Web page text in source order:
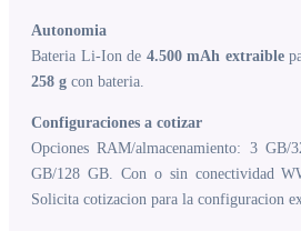
Autonomia
Bateria Li-Ion de 4.500 mAh extraible
258 g con bateria.
Configuraciones a cotizar
Opciones RAM/almacenamiento: 3
GB/128 GB. Con o sin conectividad
Solicita cotizacion para la configuracion